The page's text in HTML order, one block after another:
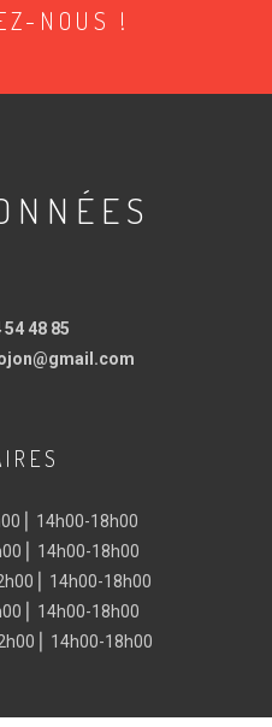
NOUS !
54 48 85
⎜ 14h00-18h00
⎜ 14h00-18h00
⎜ 14h00-18h00
⎜ 14h00-18h00
⎜ 14h00-18h00